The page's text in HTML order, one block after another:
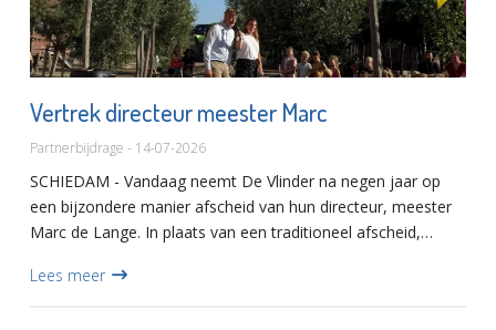
Vertrek directeur meester Marc
Partnerbijdrage - 14-07-2026
SCHIEDAM - Vandaag neemt De Vlinder na negen jaar op
een bijzondere manier afscheid van hun directeur, meester
Marc de Lange. In plaats van een traditioneel afscheid,
denkb...
Lees meer